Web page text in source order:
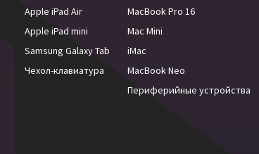
Apple iPad Air
Apple iPad mini
Samsung Galaxy Tab
Чехол-клавиатура
MacBook Pro 16
Mac Mini
iMac
MacBook Neo
Периферийные устройства